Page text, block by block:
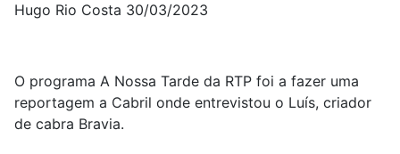
Hugo Rio Costa 30/03/2023
O programa A Nossa Tarde da RTP foi a fazer uma
reportagem a Cabril onde entrevistou o Luís, criador
de cabra Bravia.